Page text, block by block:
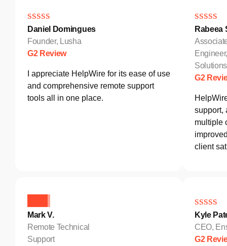
Daniel Domingues
Founder, Lusha
G2 Review
I appreciate HelpWire for its ease of use
and comprehensive remote support
tools all in one place.
Rabeea
G2
support,
multiple
client
Mark V.
Remote Technical
Support
Kyle
CEO,
G2